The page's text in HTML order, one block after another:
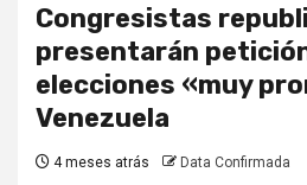
Congresistas
presentarán
elecciones «muy
Venezuela
4 meses atrás Data Confirmada